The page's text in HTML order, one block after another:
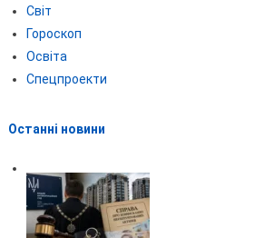
Світ
Гороскоп
Освіта
Спецпроекти
Останні новини